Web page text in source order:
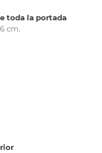
toda la portada
cm.